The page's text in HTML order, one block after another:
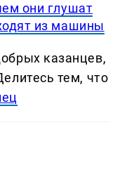
они глушат
из машины
казанцев,
тем, что